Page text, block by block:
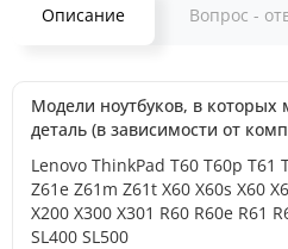
Описание Вопрос -
Модели ноутбуков, в которых
деталь (в зависимости от
Lenovo ThinkPad T60 T60p T61
Z61e Z61m Z61t X60 X60s X60
X200 X300 X301 R60 R60e R61
SL400 SL500